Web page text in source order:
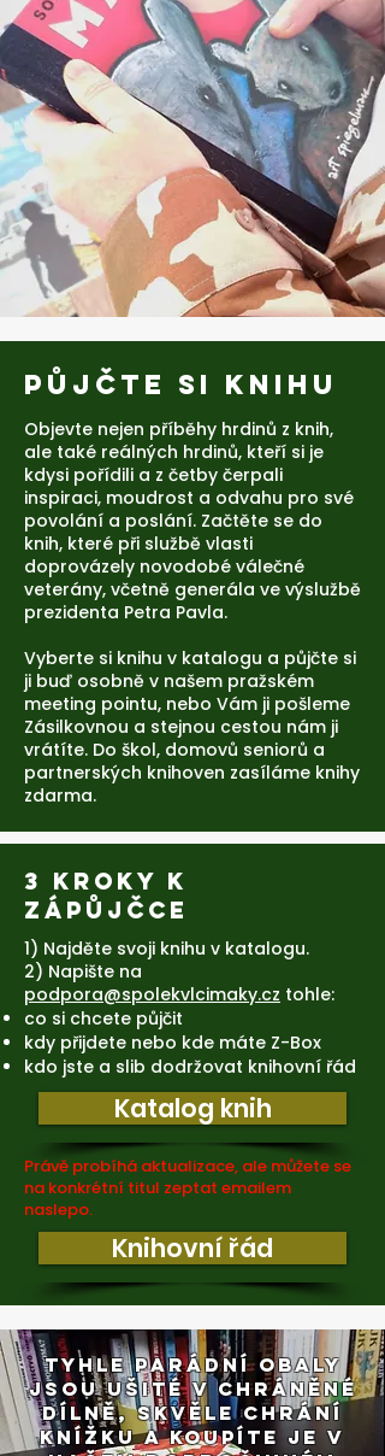
Půjčte si knihu
Objevte nejen příběhy hrdinů z knih,
ale také reálných hrdinů, kteří si je
kdysi pořídili a z četby čerpali
inspiraci, moudrost a odvahu pro své
povolání a poslání. Začtěte se do
knih, které při službě vlasti
doprovázely novodobé válečné
veterány, včetně generála ve výslužbě
prezidenta Petra Pavla.
Vyberte si knihu v katalogu a půjčte si
ji buď osobně v našem pražském
meeting pointu, nebo Vám ji pošleme
Zásilkovnou a stejnou cestou nám ji
vrátíte. Do škol, domovů seniorů a
partnerských knihoven zasíláme knihy
zdarma.
3 KROKY K
ZÁPŮJČCE
1) Najděte svoji knihu v katalogu.
2) Napište na
podpora@spolekvlcimaky.cz tohle:
co si chcete půjčit
kdy přijdete nebo kde máte Z-Box
kdo jste a slib dodržovat knihovní řád
Katalog knih
Právě probíhá aktualizace, ale můžete se
na konkrétní titul zeptat emailem
naslepo.
Knihovní řád
TYHLE PARÁDNÍ OBALY
JSOU UŠITÉ V CHRÁNĚNÉ
DÍLNĚ, skvěle chrání
knížku A KOUPÍTE JE V